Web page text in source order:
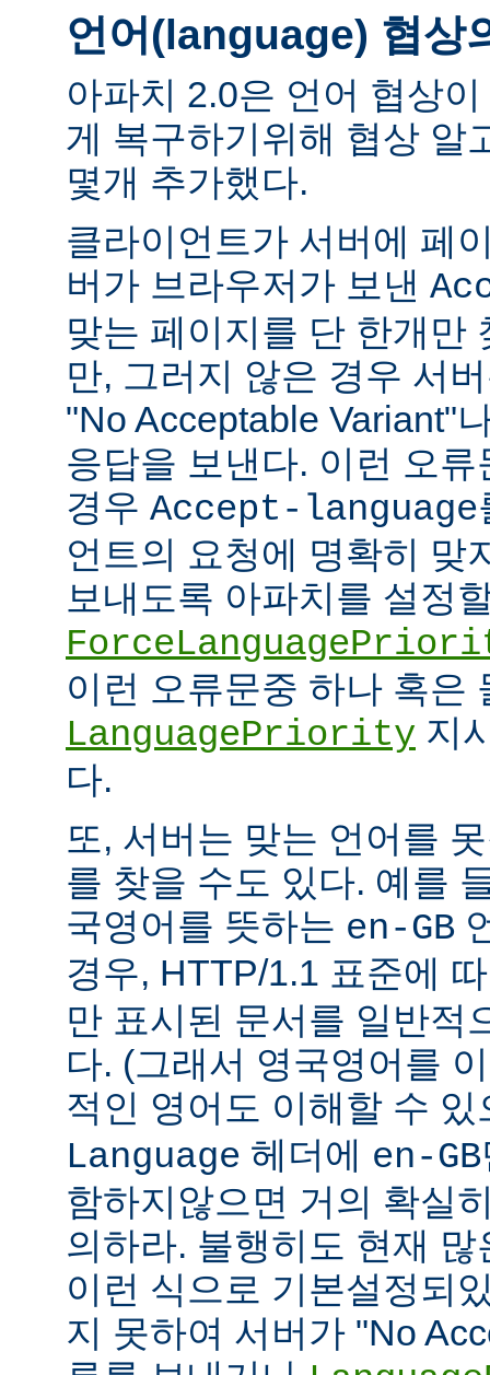
언어(language) 협상
아파치 2.0은 언어 협상
게 복구하기위해 협상 알
몇개 추가했다.
클라이언트가 서버에 페
버가 브라우저가 보낸
맞는 페이지를 단 한개만
만, 그러지 않은 경우 서
"No Acceptable Variant"
응답을 보낸다. 이런 오
경우 Accept-language
언트의 요청에 명확히 맞
보내도록 아파치를 설정
이런 오류문중 하나 혹은
LanguagePriority 지
다.
또, 서버는 맞는 언어를
를 찾을 수도 있다. 예를
국영어를 뜻하는 en-GB
경우, HTTP/1.1 표준에
만 표시된 문서를 일반적
다. (그래서 영국영어를
적인 영어도 이해할 수
Language 헤더에 en-GB
함하지않으면 거의 확실
의하라. 불행히도 현재
이런 식으로 기본설정되
지 못하여 서버가 "No